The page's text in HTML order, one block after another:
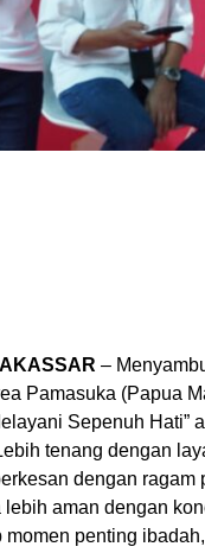
–
Pamasuka (Papua
Sepenuh Hati”
tenang dengan
dengan
lebih aman dengan
penting